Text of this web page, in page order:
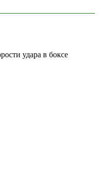
удара в боксе